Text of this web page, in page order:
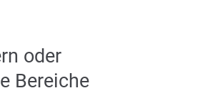
oder
Bereiche